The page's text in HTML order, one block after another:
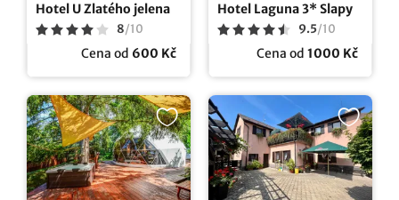
Hotel U Zlatého jelena
8/10
Cena od 600 Kč
Hotel Laguna 3* Slapy
9.5/10
Cena od 1000 Kč